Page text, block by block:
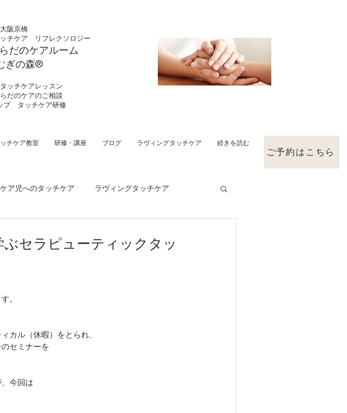
大阪京橋
チケア
リフレクソロジー
だのケアルーム
ぎの​森®︎
ッチケアレッスン
だのケアのご相談
プ タッチケア研修
ご予約はこちら
チケア教室 研修・講座 ブログ ラヴィングタッチケア 続きを読む
ア児へのタッチケア ラヴィングタッチケア
ソロジー
スペース
セラピューティックタッ
。
カル（休暇）をとられ、
セミナーを
今回は